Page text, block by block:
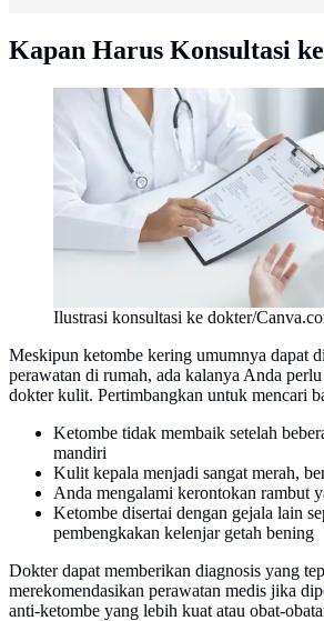
Kapan Harus Konsultasi
Ilustrasi konsultasi ke dokter/
Meskipun ketombe kering umumnya dapat
perawatan di rumah, ada kalanya Anda
dokter kulit. Pertimbangkan untuk mencari
Ketombe tidak membaik setelah
mandiri
Kulit kepala menjadi sangat merah,
Anda mengalami kerontokan rambut
Ketombe disertai dengan gejala lain
pembengkakan kelenjar getah bening
Dokter dapat memberikan diagnosis yang
merekomendasikan perawatan medis jika
anti-ketombe yang lebih kuat atau obat-